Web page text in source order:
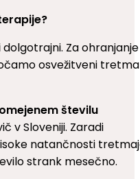
Za ohranjanje
osvežitveni tretma
številu
v Sloveniji. Zaradi
natančnosti
strank mesečno.